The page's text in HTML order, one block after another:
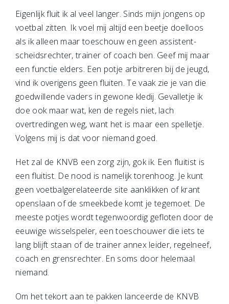
Eigenlijk fluit ik al veel langer. Sinds mijn jongens op
voetbal zitten. Ik voel mij altijd een beetje doelloos
als ik alleen maar toeschouw en geen assistent-
scheidsrechter, trainer of coach ben. Geef mij maar
een functie elders. Een potje arbitreren bij de jeugd,
vind ik overigens geen fluiten. Te vaak zie je van die
goedwillende vaders in gewone kledij. Gevalletje ik
doe ook maar wat, ken de regels niet, lach
overtredingen weg, want het is maar een spelletje.
Volgens mij is dat voor niemand goed.
Het zal de KNVB een zorg zijn, gok ik. Een fluitist is
een fluitist. De nood is namelijk torenhoog. Je kunt
geen voetbalgerelateerde site aanklikken of krant
openslaan of de smeekbede komt je tegemoet. De
meeste potjes wordt tegenwoordig gefloten door de
eeuwige wisselspeler, een toeschouwer die iets te
lang blijft staan of de trainer annex leider, regelneef,
coach en grensrechter. En soms door helemaal
niemand.
Om het tekort aan te pakken lanceerde de KNVB